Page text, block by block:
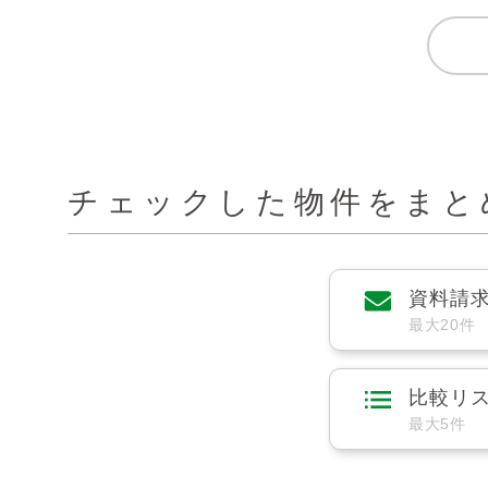
チェックした物件をまと
資料請
最大20件
比較リ
最大5件